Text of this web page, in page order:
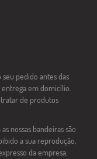
pedido antes das
em domicílio.
de produtos
nossas bandeiras são
a sua reprodução,
da empresa.